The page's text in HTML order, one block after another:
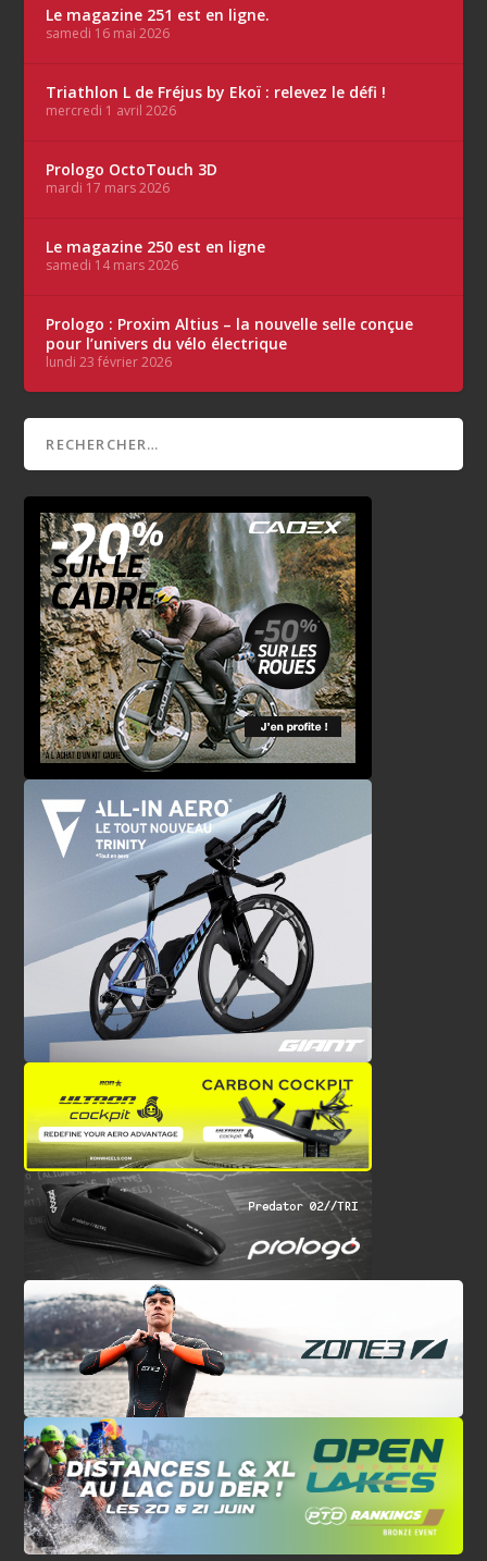
Le magazine 251 est en ligne.
samedi 16 mai 2026
Triathlon L de Fréjus by Ekoï : relevez le défi !
mercredi 1 avril 2026
Prologo OctoTouch 3D
mardi 17 mars 2026
Le magazine 250 est en ligne
samedi 14 mars 2026
Prologo : Proxim Altius – la nouvelle selle conçue
pour l’univers du vélo électrique
lundi 23 février 2026